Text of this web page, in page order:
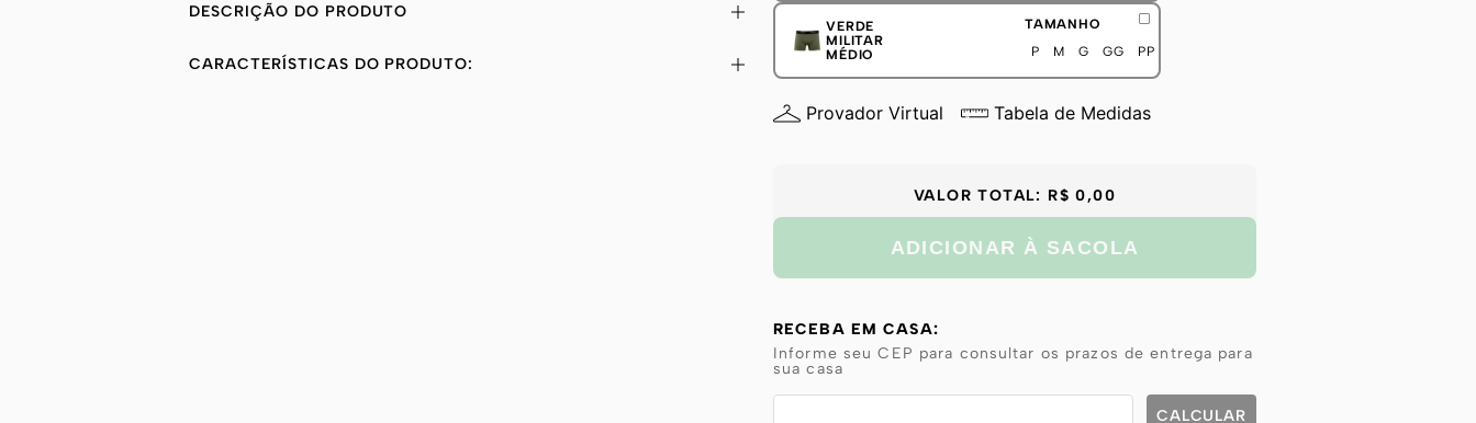
DESCRIÇÃO DO PRODUTO
CARACTERÍSTICAS DO PRODUTO:
VERDE
MILITAR
MÉDIO
TAMANHO
P
M G GG PP
Provador Virtual Tabela de Medidas
VALOR TOTAL: R$ 0,00
ADICIONAR À SACOLA
RECEBA EM CASA:
Informe seu CEP para consultar os prazos de entrega para
sua casa